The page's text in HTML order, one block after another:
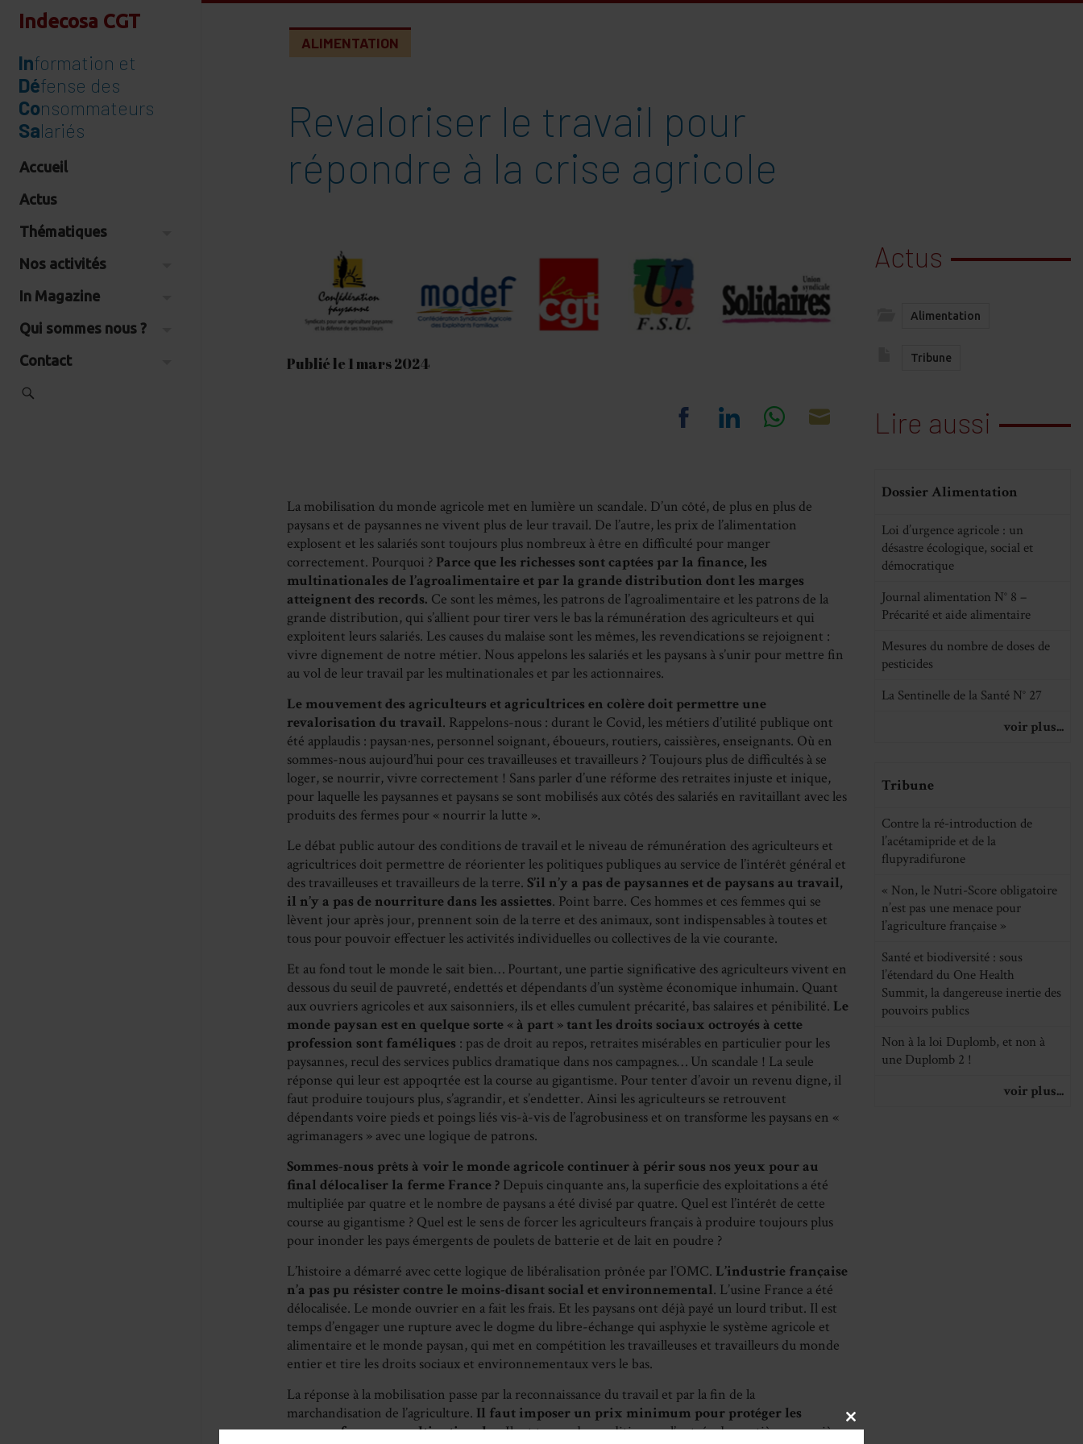
Indecosa CGT
Information et
Défense des
Consommateurs
Salariés
Accueil
Actus
Thématiques
Nos activités
In Magazine
Qui sommes nous ?
Contact
ALIMENTATION
Revaloriser le travail pour
répondre à la crise agricole
Publié le 1 mars 2024
FacebookLinkedInWhatsApp
La mobilisation du monde agricole met en lumière un scandale. D’un côté, de plus en plus de
paysans et de paysannes ne vivent plus de leur travail. De l’autre, les prix de l’alimentation
explosent et les salariés sont toujours plus nombreux à être en difficulté pour manger
correctement. Pourquoi ? Parce que les richesses sont captées par la finance, les
multinationales de l’agroalimentaire et par la grande distribution dont les marges
atteignent des records. Ce sont les mêmes, les patrons de l’agroalimentaire et les patrons de la
grande distribution, qui s’allient pour tirer vers le bas la rémunération des agriculteurs et qui
exploitent leurs salariés. Les causes du malaise sont les mêmes, les revendications se rejoignent :
vivre dignement de notre métier. Nous appelons les salariés et les paysans à s’unir pour mettre fin
au vol de leur travail par les multinationales et par les actionnaires.
Le mouvement des agriculteurs et agricultrices en colère doit permettre une
revalorisation du travail. Rappelons-nous : durant le Covid, les métiers d’utilité publique ont
été applaudis : paysan·nes, personnel soignant, éboueurs, routiers, caissières, enseignants. Où en
sommes-nous aujourd’hui pour ces travailleuses et travailleurs ? Toujours plus de difficultés à se
loger, se nourrir, vivre correctement ! Sans parler d’une réforme des retraites injuste et inique,
pour laquelle les paysannes et paysans se sont mobilisés aux côtés des salariés en ravitaillant avec les
produits des fermes pour « nourrir la lutte ».
Le débat public autour des conditions de travail et le niveau de rémunération des agriculteurs et
agricultrices doit permettre de réorienter les politiques publiques au service de l’intérêt général et
des travailleuses et travailleurs de la terre.S’il n’y a pas de paysannes et de paysans au travail,
il n’y a pas de nourriture dans les assiettes. Point barre. Ces hommes et ces femmes qui se
lèvent jour après jour, prennent soin de la terre et des animaux, sont indispensables à toutes et
tous pour pouvoir effectuer les activités individuelles ou collectives de la vie courante.
Et au fond tout le monde le sait bien… Pourtant, une partie significative des agriculteurs vivent en
dessous du seuil de pauvreté, endettés et dépendants d’un système économique inhumain. Quant
aux ouvriers agricoles et aux saisonniers, ils et elles cumulent précarité, bas salaires et pénibilité. Le
monde paysan est en quelque sorte « à part » tant les droits sociaux octroyés à cette
profession sont faméliques : pas de droit au repos, retraites misérables en particulier pour les
paysannes, recul des services publics dramatique dans nos campagnes… Un scandale ! La seule
réponse qui leur est appoqrtée est la course au gigantisme. Pour tenter d’avoir un revenu digne, il
faut produire toujours plus, s’agrandir, et s’endetter. Ainsi les agriculteurs se retrouvent
dépendants voire pieds et poings liés vis-à-vis de l’agrobusiness et on transforme les paysans en «
agrimanagers » avec une logique de patrons.
Sommes-nous prêts à voir le monde agricole continuer à périr sous nos yeux pour au
final délocaliser la ferme France ? Depuis cinquante ans, la superficie des exploitations a été
multipliée par quatre et le nombre de paysans a été divisé par quatre. Quel est l’intérêt de cette
course au gigantisme ? Quel est le sens de forcer les agriculteurs français à produire toujours plus
pour inonder les pays émergents de poulets de batterie et de lait en poudre ?
L’histoire a démarré avec cette logique de libéralisation prônée par l’OMC. L’industrie française
n’a pas pu résister contre le moins-disant social et environnemental. L’usine France a été
délocalisée. Le monde ouvrier en a fait les frais. Et les paysans ont déjà payé un lourd tribut. Il est
temps d’engager une rupture avec le dogme du libre-échange qui asphyxie le système agricole et
alimentaire et le monde paysan, qui met en compétition les travailleuses et travailleurs du monde
entier et tire les droits sociaux et environnementaux vers le bas.
La réponse à la mobilisation passe par la reconnaissance du travail et par la fin de la
marchandisation de l’agriculture. Il faut imposer un prix minimum pour protéger les
paysans face aux multinationales. Il est temps de conditionner l’entrée des matières premières
Actus
Alimentation
Tribune
Lire aussi
Dossier Alimentation
Loi d’urgence agricole : un
désastre écologique, social et
démocratique
Journal alimentation N° 8 –
Précarité et aide alimentaire
Mesures du nombre de doses de
pesticides
La Sentinelle de la Santé N° 27
voir plus...
Tribune
Contre la ré-introduction de
l’acétamipride et de la
flupyradifurone
« Non, le Nutri-Score obligatoire
n’est pas une menace pour
l’agriculture française »
Santé et biodiversité : sous
l’étendard du One Health
Summit, la dangereuse inertie des
pouvoirs publics
Non à la loi Duplomb, et non à
une Duplomb 2 !
voir plus...